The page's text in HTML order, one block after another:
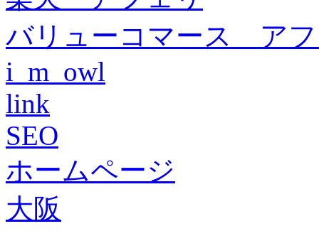
バリューコマース ア
i_m_owl
link
SEO
ホームページ
大阪